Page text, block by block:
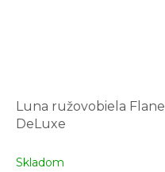
Luna ružovobiela Flanel
DeLuxe
Skladom